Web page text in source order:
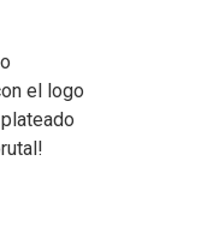
el logo